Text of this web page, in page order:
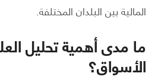
المالية بين البلدان المختلفة.
ما مدى أهمية تحليل
الأسواق؟